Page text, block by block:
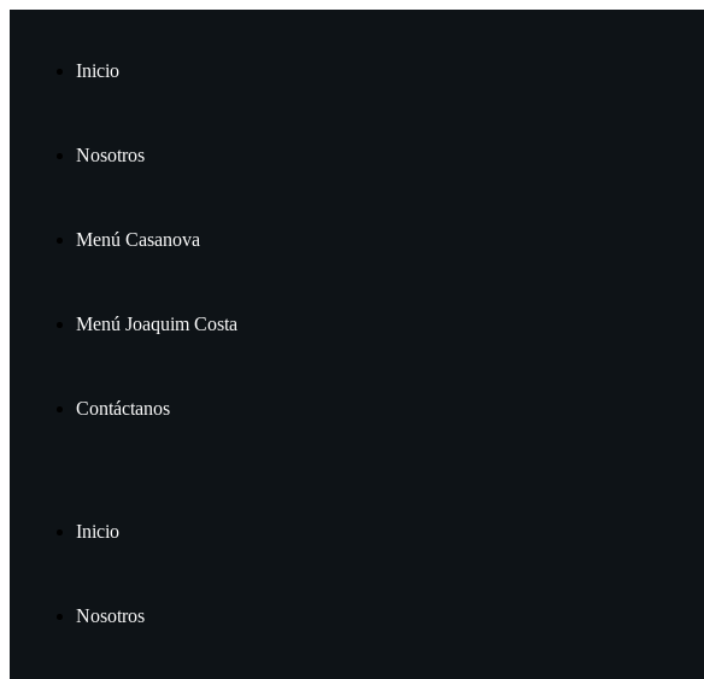
Inicio
Nosotros
Menú Casanova
Menú Joaquim Costa
Contáctanos
Inicio
Nosotros